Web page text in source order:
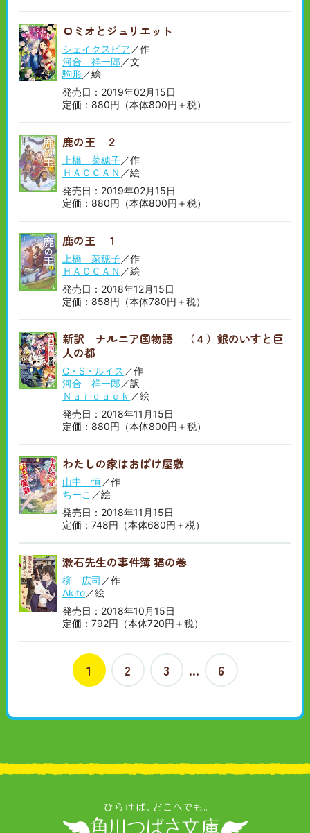
ロミオとジュリエット
シェイクスピア ／作
河合 祥一郎 ／文
駒形／絵
発売日：2019年02月15日
定価：880円（本体800円＋税）
鹿の王 ２
上橋 菜穂子／作
ＨＡＣＣＡＮ ／絵
発売日：2019年02月15日
定価：880円（本体800円＋税）
鹿の王 １
上橋 菜穂子／作
ＨＡＣＣＡＮ ／絵
発売日：2018年12月15日
定価：858円（本体780円＋税）
新訳 ナルニア国物語 （４）銀のいすと巨
人の都
C・S・ルイス ／作
河合 祥一郎 ／訳
Ｎａｒｄａｃｋ ／絵
発売日：2018年11月15日
定価：880円（本体800円＋税）
わたしの家はおばけ屋敷
山中 恒 ／作
ちーこ ／絵
発売日：2018年11月15日
定価：748円（本体680円＋税）
漱石先生の事件簿 猫の巻
柳 広司 ／作
Akito／絵
発売日：2018年10月15日
定価：792円（本体720円＋税）
1 2 3 … 6